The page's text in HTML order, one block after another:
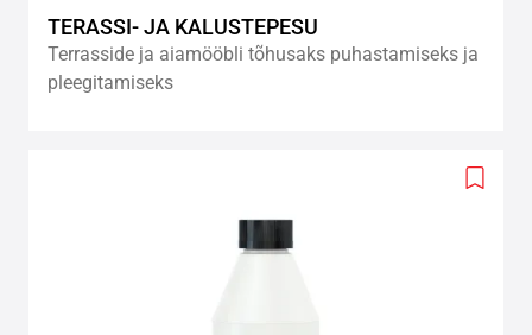
TERASSI- JA KALUSTEPESU
Terrasside ja aiamööbli tõhusaks puhastamiseks ja
pleegitamiseks
Add